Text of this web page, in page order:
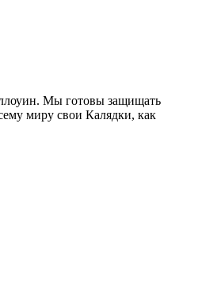
Мы готовы защищать
миру свои Калядки, как